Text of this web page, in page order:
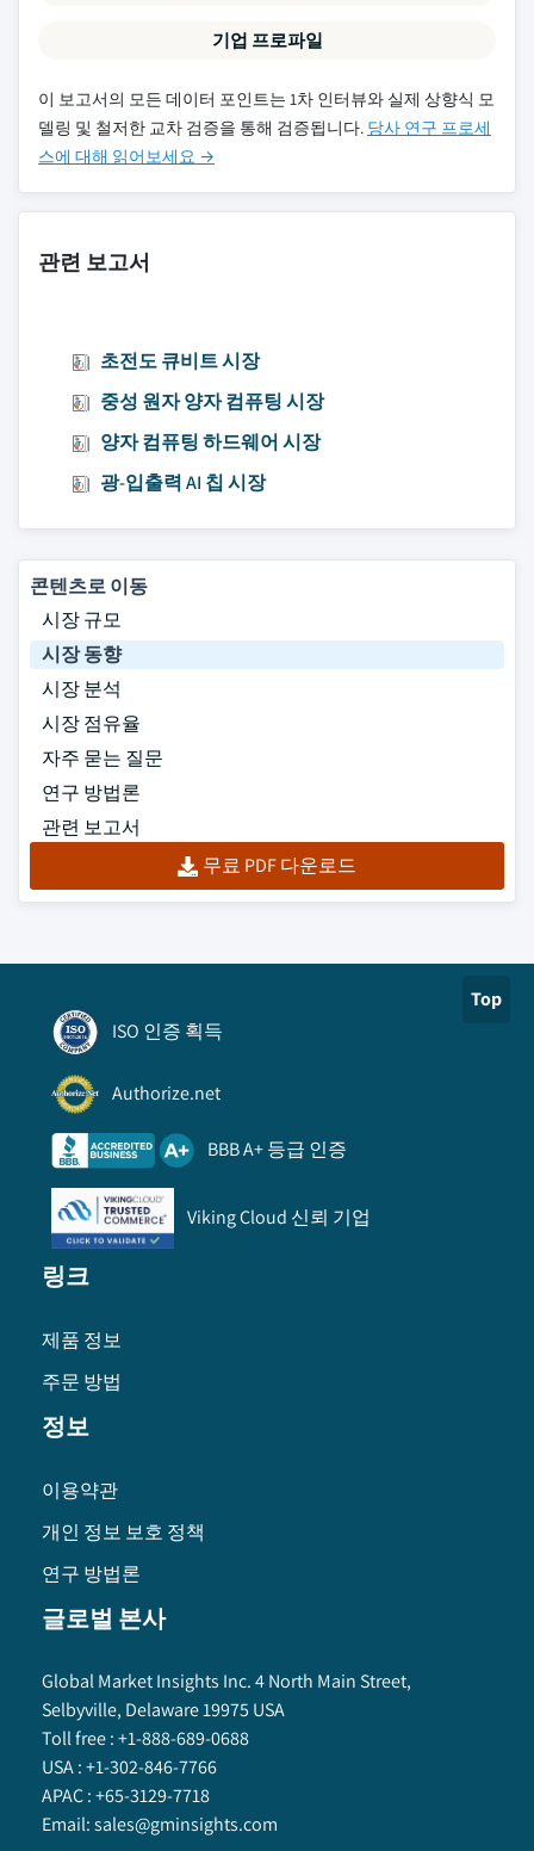
기업 프로파일
이 보고서의 모든 데이터 포인트는 1차 인터뷰와 실제 상향식 모
델링 및 철저한 교차 검증을 통해 검증됩니다. 당사 연구 프로세
스에 대해 읽어보세요 →
관련 보고서
초전도 큐비트 시장
중성 원자 양자 컴퓨팅 시장
양자 컴퓨팅 하드웨어 시장
광-입출력 AI 칩 시장
콘텐츠로 이동
시장 규모
시장 동향
시장 분석
시장 점유율
자주 묻는 질문
연구 방법론
관련 보고서
무료 PDF 다운로드
Top
ISO 인증 획득
Authorize.net
BBB A+ 등급 인증
Viking Cloud 신뢰 기업
링크
제품 정보
주문 방법
정보
이용약관
개인 정보 보호 정책
연구 방법론
글로벌 본사
Global Market Insights Inc. 4 North Main Street,
Selbyville, Delaware 19975 USA
Toll free :+1-888-689-0688
USA :+1-302-846-7766
APAC :+65-3129-7718
Email:sales@gminsights.com